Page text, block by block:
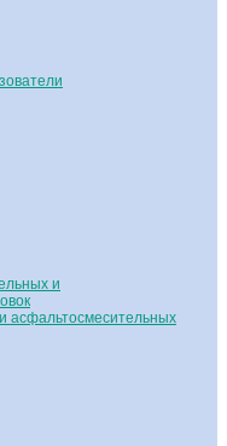
и
асфальтосмесительных